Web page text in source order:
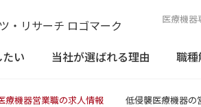
医療機器
い 当社が選ばれる理由 職
療機器営業職の求人情報 低侵襲医療機器の